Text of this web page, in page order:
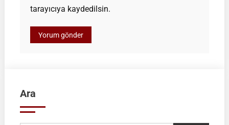
tarayıcıya kaydedilsin.
Ara